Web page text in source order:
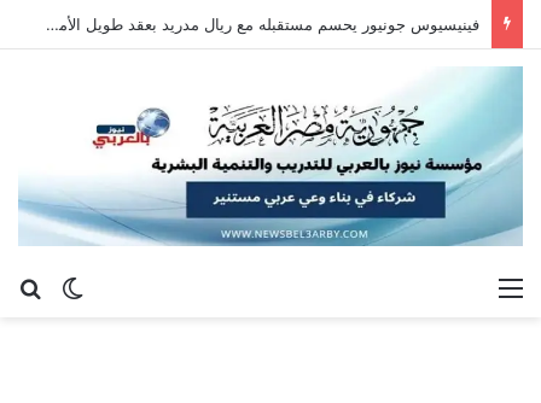
فينيسيوس جونيور يحسم مستقبله مع ريال مدريد بعقد طويل الأمد حتى 2032
الوضع القائمة